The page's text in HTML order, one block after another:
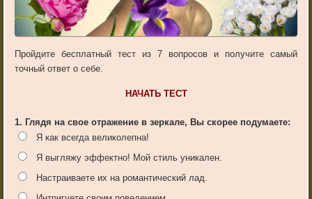
Пройдите бесплатный тест из 7 вопросов и получите самый
точный ответ о себе.
НАЧАТЬ ТЕСТ
1. Глядя на свое отражение в зеркале, Вы скорее подумаете:
Я как всегда великолепна!
Я выгляжу эффектно! Мой стиль уникален.
Настраиваете их на романтический лад.